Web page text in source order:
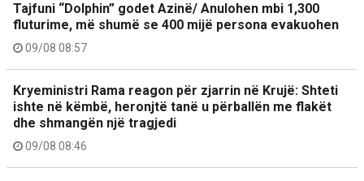
Tajfuni “Dolphin” godet Azinë/ Anulohen mbi 1,300
fluturime, më shumë se 400 mijë persona evakuohen
09/08 08:57
Kryeministri Rama reagon për zjarrin në Krujë: Shteti
ishte në këmbë, heronjtë tanë u përballën me flakët
dhe shmangën një tragjedi
09/08 08:46